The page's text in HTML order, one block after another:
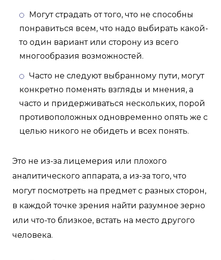
Могут страдать от того, что не способны
понравиться всем, что надо выбирать какой-
то один вариант или сторону из всего
многообразия возможностей.
Часто не следуют выбранному пути, могут
конкретно поменять взгляды и мнения, а
часто и придерживаться нескольких, порой
противоположных одновременно опять же с
целью никого не обидеть и всех понять.
Это не из-за лицемерия или плохого
аналитического аппарата, а из-за того, что
могут посмотреть на предмет с разных сторон,
в каждой точке зрения найти разумное зерно
или что-то близкое, встать на место другого
человека.